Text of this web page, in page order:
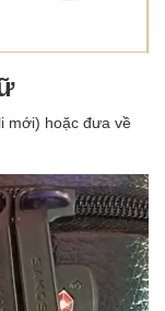
mới) hoặc đưa về